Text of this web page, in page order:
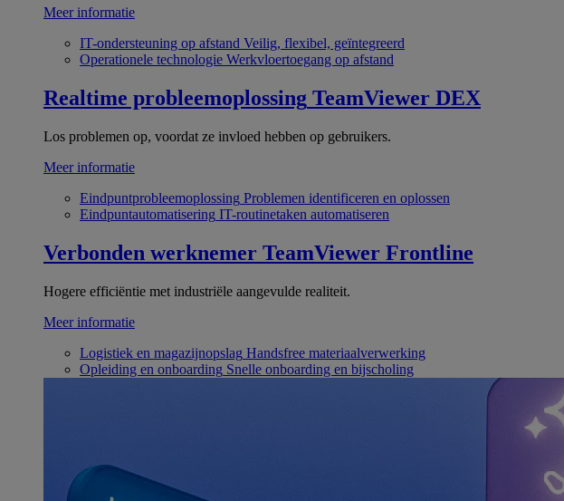
Meer informatie
IT-ondersteuning op afstand Veilig, flexibel, geïntegreerd
Operationele technologie Werkvloertoegang op afstand
Realtime probleemoplossing TeamViewer DEX
Los problemen op, voordat ze invloed hebben op gebruikers.
Meer informatie
Eindpuntprobleemoplossing Problemen identificeren en oplossen
Eindpuntautomatisering IT-routinetaken automatiseren
Verbonden werknemer TeamViewer Frontline
Hogere efficiëntie met industriële aangevulde realiteit.
Meer informatie
Logistiek en magazijnopslag Handsfree materiaalverwerking
Opleiding en onboarding Snelle onboarding en bijscholing